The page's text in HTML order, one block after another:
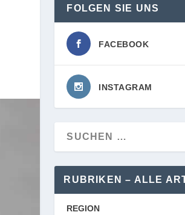
FOLGEN SIE UNS
FACEBOOK
INSTAGRAM
RUBRIKEN – ALLE
REGION